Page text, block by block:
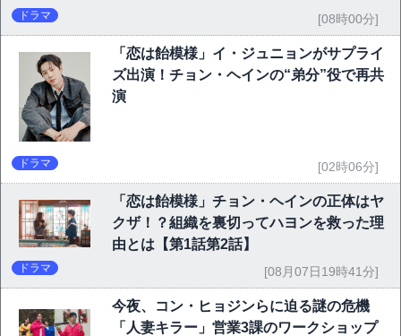
ドラマ [08時00分]
「恋は飴模様」イ・ジュニョンがサプライ
ズ出演！チョン・ヘインの“弟分”役で再共
演
ドラマ [02時06分]
「恋は飴模様」チョン・ヘインの正体はヤ
クザ！？組織を裏切ってハヨンを救った理
由とは【第1話第2話】
ドラマ [08月07日19時41分]
今夜、コン・ヒョジンらに迫る謎の危機
「人妻キラー」営業3課のワークショップ